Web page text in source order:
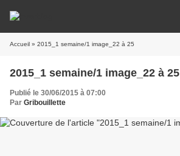
Accueil » 2015_1 semaine/1 image_22 à 25
2015_1 semaine/1 image_22 à 25
Publié le 30/06/2015 à 07:00
Par Gribouillette